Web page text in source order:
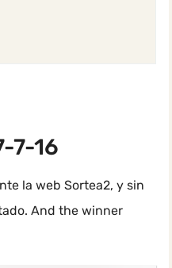
7-16
la web Sortea2, y sin
And the winner